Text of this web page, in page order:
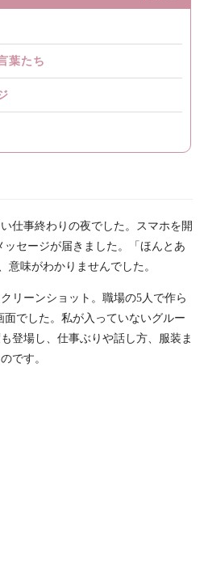
葉たち
仕事終わりの夜でした。スマホを開
セージが届きました。「ほんとあ
意味がわかりませんでした。
リーンショット。職場の5人で作ら
でした。私が入っていないグルー
登場し、仕事ぶりや話し方、服装ま
です。